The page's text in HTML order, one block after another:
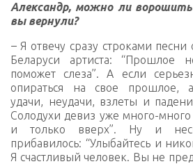
Александр, можно ли
вы вернули?
– Я отвечу сразу строками песни
Беларуси артиста: “Прошлое
поможет слеза”. А если
опираться на свое прошлое,
удачи, неудачи, взлеты и
Солодухи девиз уже много-много
и только вверх”. Ну и
прибавилось: “Улыбайтесь и
Я счастливый человек. Вы не